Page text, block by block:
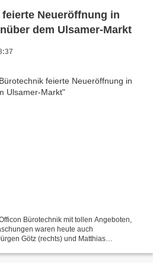
Neueröffnung in
dem Ulsamer-Markt
Bürotechnik mit tollen Angeboten,
waren heute auch
Götz (rechts) und Matthias